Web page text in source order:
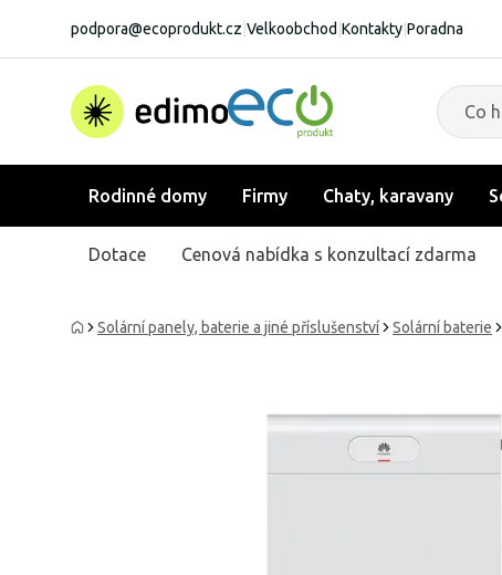
podpora@ecoprodukt.cz Velkoobchod Kontakty Poradna
Rodinné domy Firmy Chaty, karavany
Dotace Cenová nabídka s konzultací zdarma
Solární panely, baterie a jiné příslušenství Solární baterie